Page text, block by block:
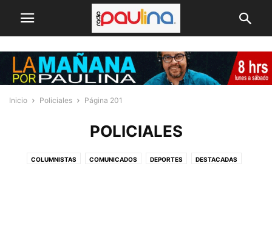
Inicio Policiales Página 201
POLICIALES
COLUMNISTAS COMUNICADOS DEPORTES DESTACADAS